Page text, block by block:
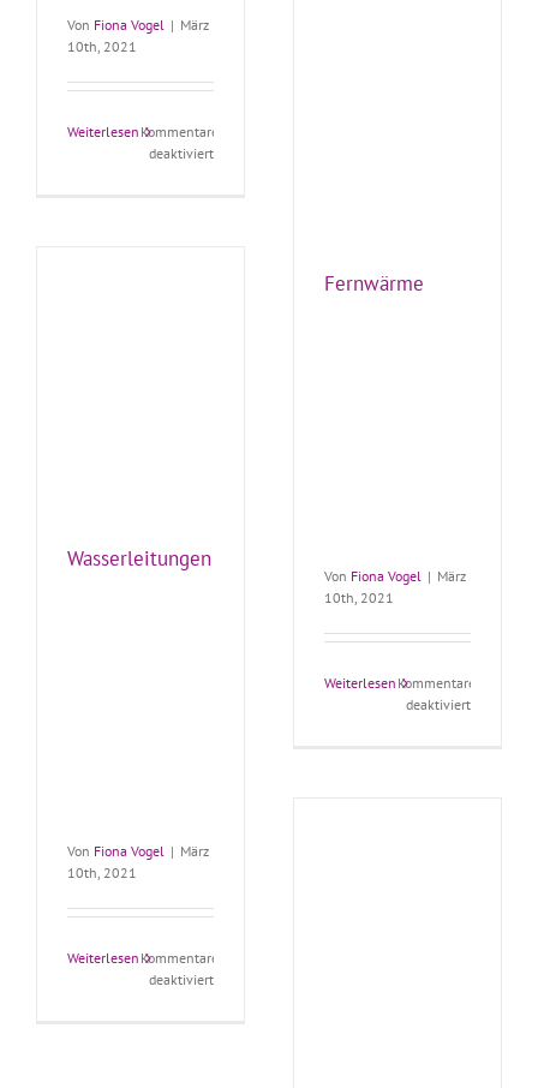
Von Fiona Vogel | März
10th, 2021
Weiterlesen Kommentare
deaktiviertfür
Fernwärme
Von Fiona Vogel | März
10th, 2021
Weiterlesen Kommentare
deaktiviertfür
Wasserleitungen
Von Fiona Vogel | März
10th, 2021
Weiterlesen Kommentare
deaktiviertfür